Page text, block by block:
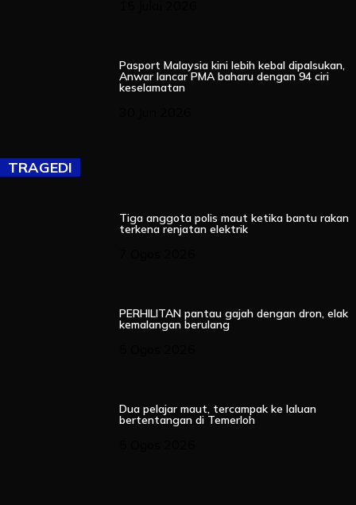
Pasport Malaysia kini lebih kebal dipalsukan,
Anwar lancar PMA baharu dengan 94 ciri
keselamatan
TRAGEDI
Tiga anggota polis maut ketika bantu rakan
terkena renjatan elektrik
PERHILITAN pantau gajah dengan dron, elak
kemalangan berulang
Dua pelajar maut, tercampak ke laluan
bertentangan di Temerloh